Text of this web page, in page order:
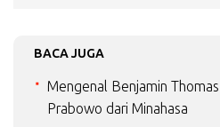
BACA JUGA
Mengenal Benjamin
Prabowo dari Minahasa